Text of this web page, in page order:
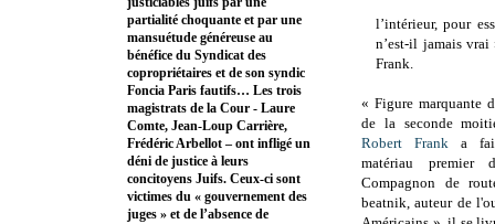
l’intérieur, pour
n’est-il jamais
Frank.
« Figure marquante
de la seconde
Robert Frank a
matériau premier
Compagnon de
beatnik, auteur de
partialité choquante et par une
mansuétude généreuse au
bénéfice du Syndicat des
copropriétaires et de son syndic
Foncia Paris fautifs… Les trois
magistrats de la Cour - Laure
Comte, Jean-Loup Carrière,
Frédéric Arbellot – ont infligé un
déni de justice à leurs
concitoyens Juifs. Ceux-ci sont
victimes du « gouvernement des
juges » et de l’absence de